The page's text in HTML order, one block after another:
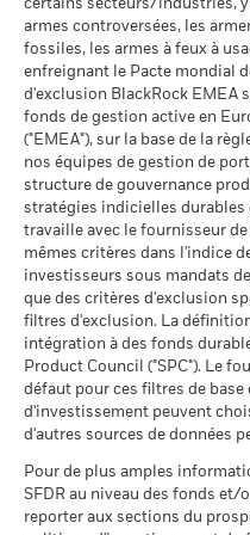
2016 2017
Rendement
total (%)
GBP
Indice de
référence
contrainte
1 (%) GBP
La performance indiquée
frais courants. Les frais
dans le calcul.
Les chiffres indiqués se
passées.Les performances
fiable des performances
évoluer très différemment.
façon dont le fonds a été
La performance est
d’inventaire (VNI), avec le
Classification mondiale des
fonds selon Lipper
au 17/juil./2026
Moyenne pondérée de
l'intensité carbone MSCI
(tonnes de CO2e/M$ de
ventes)
au 17/juil./2026
% des avoirs à l'égard
desquels des données ESG
au 17/juil./2026
Pointage de qualité ESG
MSCI - centile par rapport
pairs
au 17/juil./2026
Fonds dans le groupe de
pairs
au 17/juil./2026
% de couverture MSCI
Weighted Average Carbon
Intensity
MSCI - Sables bitumineux
au 30/juin/2026
Données sur la
participation aux secteurs
d'activité
au 30/juin/2026
Pourcentage des avoirs du
fonds à l'égard desquels
des données ne sont pas
disponibles
au 30/juin/2026
L'exposition de BlackRock
est indiquée ci-dessus,
sables bitumineux, est
entreprises qui tirent plus
charbon thermique ou des
par MSCI ESG Research.
génèrent des revenus à
BlackRock
-
BlackRock
Addendum
Sustainability
(en)
Voir tous les
certains secteurs/industries,
armes controversées, les
fossiles, les armes à feux à
enfreignant le Pacte mondial
d'exclusion BlackRock EMEA
fonds de gestion active en
("EMEA"), sur la base de la
nos équipes de gestion de
structure de gouvernance
stratégies indicielles durables
travaille avec le fournisseur
mêmes critères dans l'indice
investisseurs sous mandats
que des critères d'exclusion
filtres d'exclusion. La
intégration à des fonds
Product Council ("SPC"). Le
défaut pour ces filtres de base
d'investissement peuvent
d'autres sources de données
Pour de plus amples
SFDR au niveau des fonds
reporter aux sections du